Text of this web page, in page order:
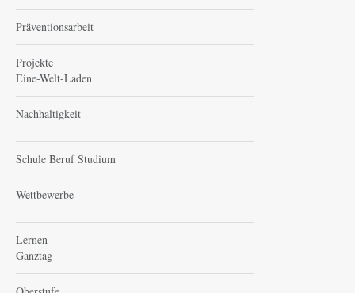
Präventionsarbeit
Projekte
Eine-Welt-Laden
Nachhaltigkeit
Schule Beruf Studium
Wettbewerbe
Lernen
Ganztag